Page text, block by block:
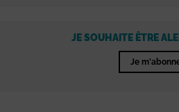
JE SOUHAITE ÊTRE
Je